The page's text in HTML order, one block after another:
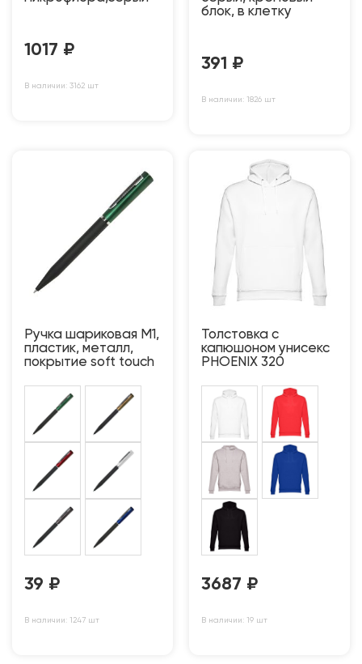
1017 ₽
В наличии: 3162 шт
блок, в клетку
391 ₽
В наличии: 1826 шт
Ручка шариковая M1,
пластик, металл,
покрытие soft touch
39 ₽
В наличии: 1247 шт
Толстовка с
капюшоном унисекс
PHOENIX 320
3687 ₽
В наличии: 19 шт